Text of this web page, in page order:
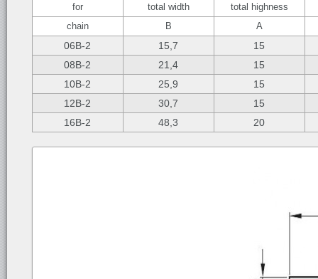
for total width
total highness
chain
B A
06B-2 15,7
15
08B-2
21,4
15
10B-2
25,9
15
12B-2
30,7
15
16B-2
48,3 20